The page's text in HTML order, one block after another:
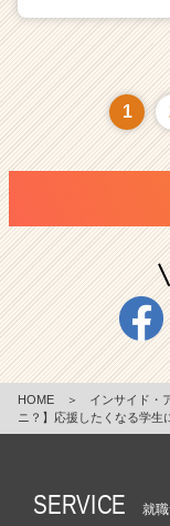
1
HOME ＞ インサイド・
ニ？】応援したくなる学生
SERVICE 就